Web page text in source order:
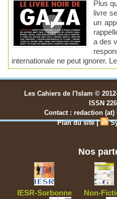
Plus
livre
un
a des
internationale ne peut ignorer.
Les Cahiers de l'Islam ©
ISSN
Contact : redaction
Plan du site |
Nos
IESR-Sorbonne Non-